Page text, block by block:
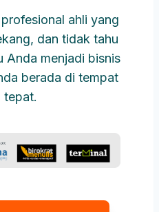
ahli yang
dan tidak tahu
Anda menjadi bisnis
berada di tempat
tepat.